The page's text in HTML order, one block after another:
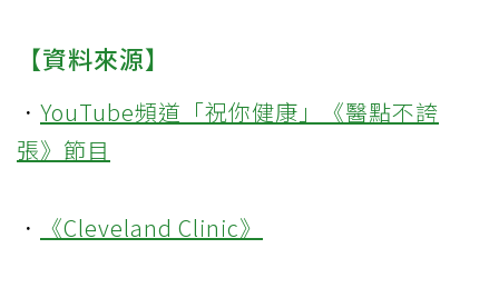
【資料來源】
． YouTube頻道「祝你健康」《醫點不誇
張》節目
． 《Cleveland Clinic》